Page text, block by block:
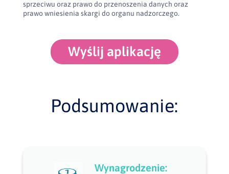
sprzeciwu oraz prawo do przenoszenia danych oraz
prawo wniesienia skargi do organu nadzorczego.
Wyślij aplikację
Podsumowanie:
Wynagrodzenie: